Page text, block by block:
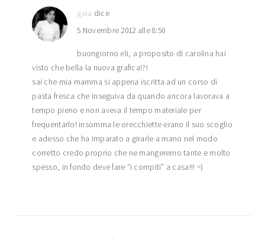
gaia dice
5 Novembre 2012 alle 8:50
buongiorno eli, a proposito di carolina hai
visto che bella la nuova grafica!?!
sai che mia mamma si appena iscritta ad un corso di
pasta fresca che inseguiva da quando ancora lavorava a
tempo pieno e non aveva il tempo materiale per
frequentarlo! insomma le orecchiette erano il suo scoglio
e adesso che ha imparato a girarle a mano nel modo
corretto credo proprio che ne mangeremo tante e molto
spesso, in fondo deve fare “i compiti” a casa!!! =)